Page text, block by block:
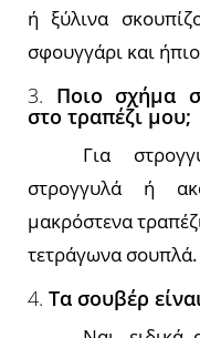
ή ξύλινα
σφουγγάρι και
3. Ποιο σχήμα
στο τραπέζι μου;
Για
στρογγυλά ή
μακρόστενα
τετράγωνα σουπλά.
4. Τα σουβέρ